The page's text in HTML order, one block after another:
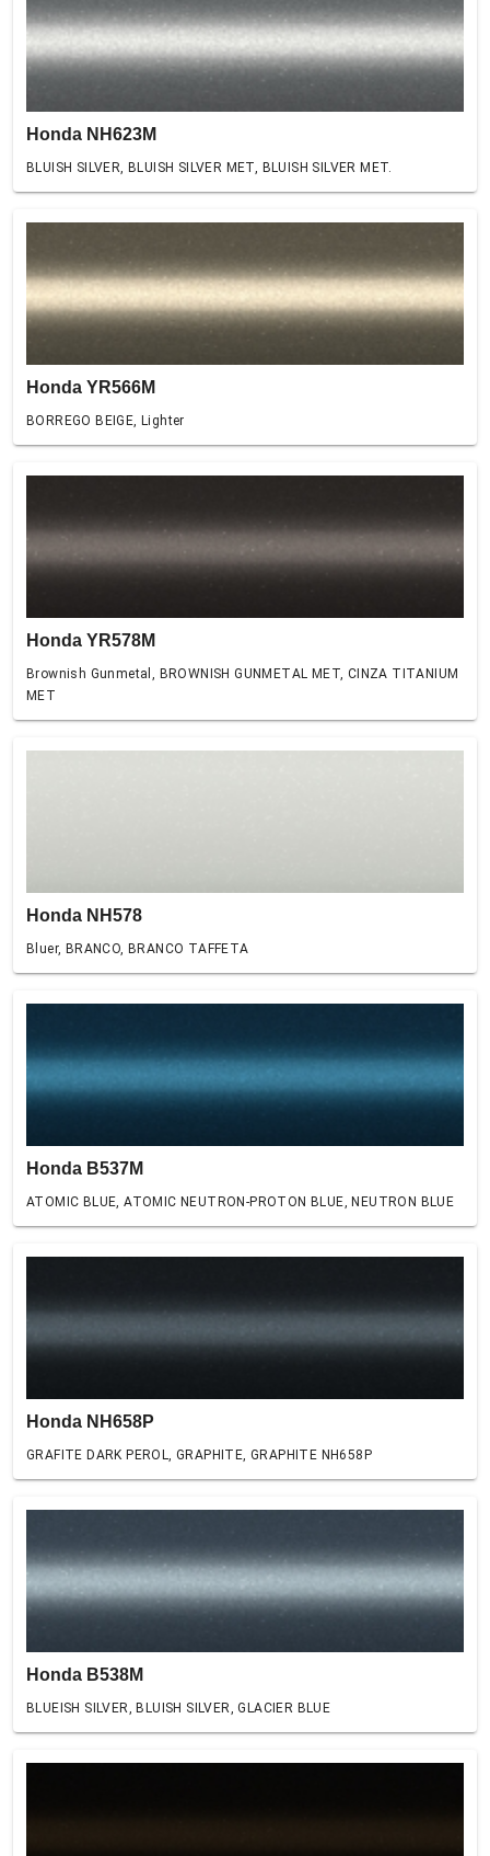
Honda NH623M
BLUISH SILVER, BLUISH SILVER MET, BLUISH SILVER MET.
Honda YR566M
BORREGO BEIGE, Lighter
Honda YR578M
Brownish Gunmetal, BROWNISH GUNMETAL MET, CINZA TITANIUM
MET
Honda NH578
Bluer, BRANCO, BRANCO TAFFETA
Honda B537M
ATOMIC BLUE, ATOMIC NEUTRON-PROTON BLUE, NEUTRON BLUE
Honda NH658P
GRAFITE DARK PEROL, GRAPHITE, GRAPHITE NH658P
Honda B538M
BLUEISH SILVER, BLUISH SILVER, GLACIER BLUE